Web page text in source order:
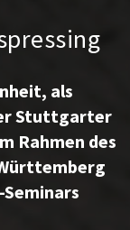
als
Stuttgarter
Rahmen des